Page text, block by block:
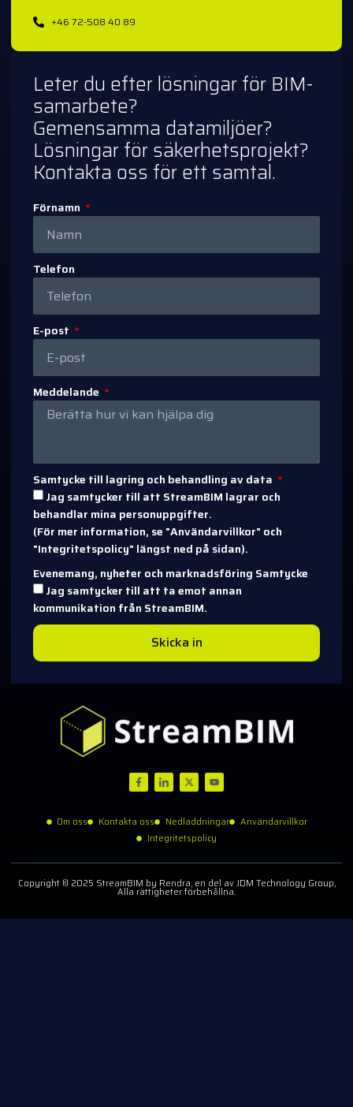
+46 72-508 40 89
Leter du efter lösningar för BIM-
samarbete?
Gemensamma datamiljöer?
Lösningar för säkerhetsprojekt?
Kontakta oss för ett samtal.
Förnamn
Telefon
E-post
Meddelande
Samtycke till lagring och behandling av data
Jag samtycker till att StreamBIM lagrar och
behandlar mina personuppgifter.
(För mer information, se "Användarvillkor" och
"Integritetspolicy" längst ned på sidan).
Evenemang, nyheter och marknadsföring Samtycke
Jag samtycker till att ta emot annan
kommunikation från StreamBIM.
Skicka in
Om oss Kontakta oss Nedladdningar
Användarvillkor
Integritetspolicy
Copyright © 2025 StreamBIM by Rendra, en del av JDM Technology Group,
Alla rättigheter förbehållna.